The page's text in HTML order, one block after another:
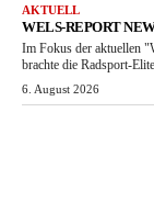
AKTUELL
WELS-REPORT
Im Fokus der aktuellen
brachte die Radsport-Elite
6. August 2026